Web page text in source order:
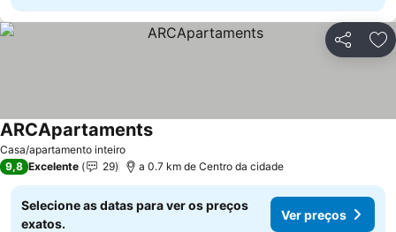
Partilhar
Casa/apartamento inteiro
ARCApartaments
9,8 Excelente 29 a 0.7 km de Centro da cidade
Selecione as datas para ver os preços
exatos.
Ver preços